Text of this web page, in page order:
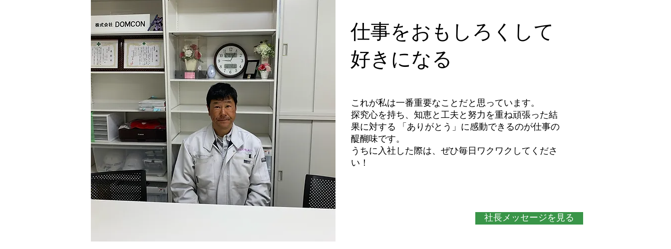
仕事をおもしろくして
好きになる
これが私は一番重要なことだと思っています。
探究心を持ち、知恵と工夫と努力を重ね頑張った結
果に対する 「ありがとう」に感動できるのが仕事の
醍醐味です。
うちに入社した際は、ぜひ毎日ワクワクしてくださ
い！
社長メッセージを見る